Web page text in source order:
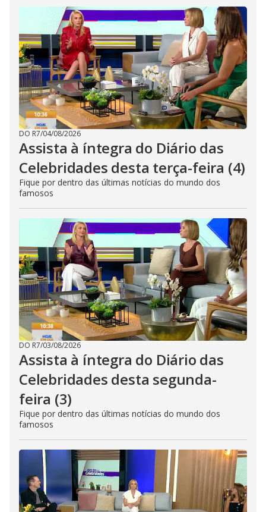
DO R7/04/08/2026
Assista à íntegra do Diário das
Celebridades desta terça-feira (4)
Fique por dentro das últimas notícias do mundo dos
famosos
DO R7/03/08/2026
Assista à íntegra do Diário das
Celebridades desta segunda-
feira (3)
Fique por dentro das últimas notícias do mundo dos
famosos